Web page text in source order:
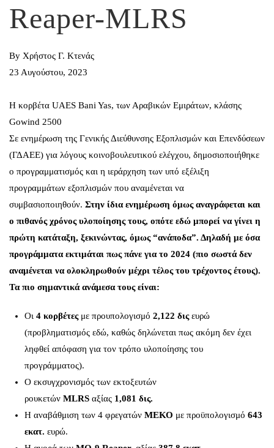
Reaper-MLRS
By Χρήστος Γ. Κτενάς
23 Αυγούστου, 2023
H κορβέτα UAES Bani Yas, των Αραβικών Εμιράτων, κλάσης
Gowind 2500
Σε ενημέρωση της Γενικής Διεύθυνσης Εξοπλισμών και Επενδύσεων
(ΓΔΑΕΕ) για λόγους κοινοβουλευτικού ελέγχου, δημοσιοποιήθηκε
ο προγραμματισμός και η ιεράρχηση των υπό εξέλιξη
προγραμμάτων εξοπλισμών που αναμένεται να
συμβασιοποιηθούν. Στην ίδια ενημέρωση όμως αναγράφεται και
ο πιθανός χρόνος υλοποίησης τους, οπότε εδώ μπορεί να γίνει η
πρώτη κατάταξη, ξεκινώντας, όμως “ανάποδα”. Δηλαδή με όσα
προγράμματα εκτιμάται πως πάνε για το 2024 (πιο σωστά δεν
αναμένεται να ολοκληρωθούν μέχρι τέλος του τρέχοντος έτους).
Τα πιο σημαντικά ανάμεσα τους είναι:
Οι 4 κορβέτεςμε προυπολογισμό 2,122 διςευρώ
(προβληματισμός εδώ, καθώς δηλώνεται πως ακόμη δεν έχει
ληφθεί απόφαση για τον τρόπο υλοποίησης του
προγράμματος).
Ο εκσυγχρονισμός των εκτοξευτών
ρουκετών MLRS αξίας 1,081 δις.
Η αναβάθμιση των 4 φρεγατών ΜΕΚΟ με προϋπολογισμό 643
εκατ. ευρώ.